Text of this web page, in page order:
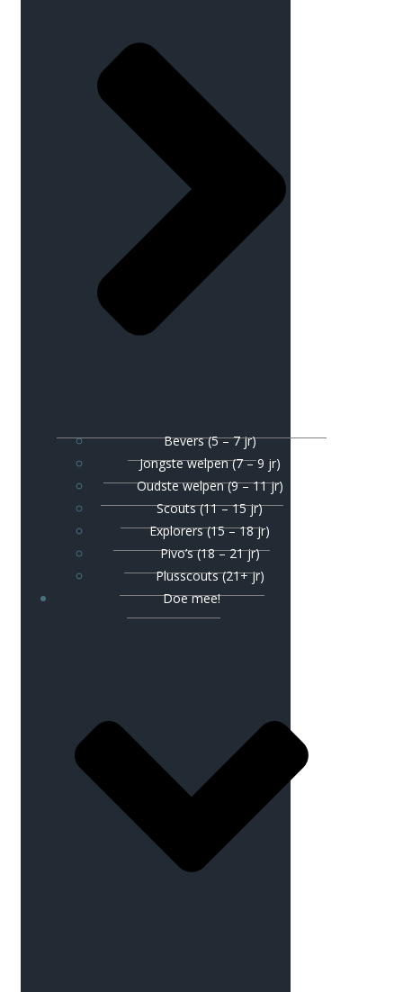
Bevers (5 – 7 jr)
Jongste welpen (7 – 9 jr)
Oudste welpen (9 – 11 jr)
Scouts (11 – 15 jr)
Explorers (15 – 18 jr)
Pivo’s (18 – 21 jr)
Plusscouts (21+ jr)
Doe mee!